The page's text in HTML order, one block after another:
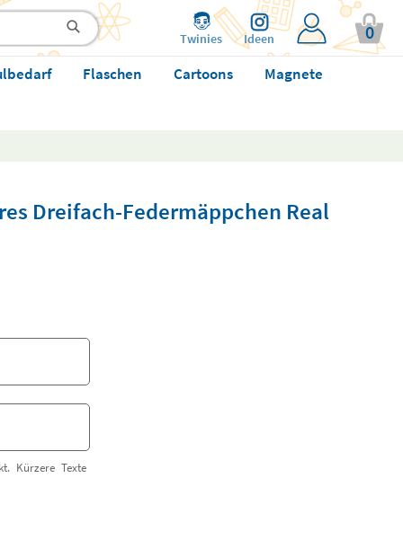
Twinies Ideen 0
Flaschen Cartoons Magnete
Dreifach-Federmäppchen Real
Kürzere Texte